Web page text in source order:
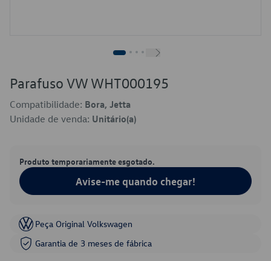
Parafuso VW WHT000195
Compatibilidade: Bora, Jetta
Unidade de venda: Unitário(a)
Produto temporariamente esgotado.
Avise-me quando chegar!
Peça Original Volkswagen
Garantia de 3 meses de fábrica